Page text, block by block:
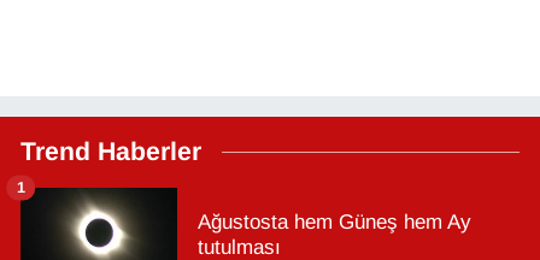
Trend Haberler
Ağustosta hem Güneş hem Ay
tutulması
1